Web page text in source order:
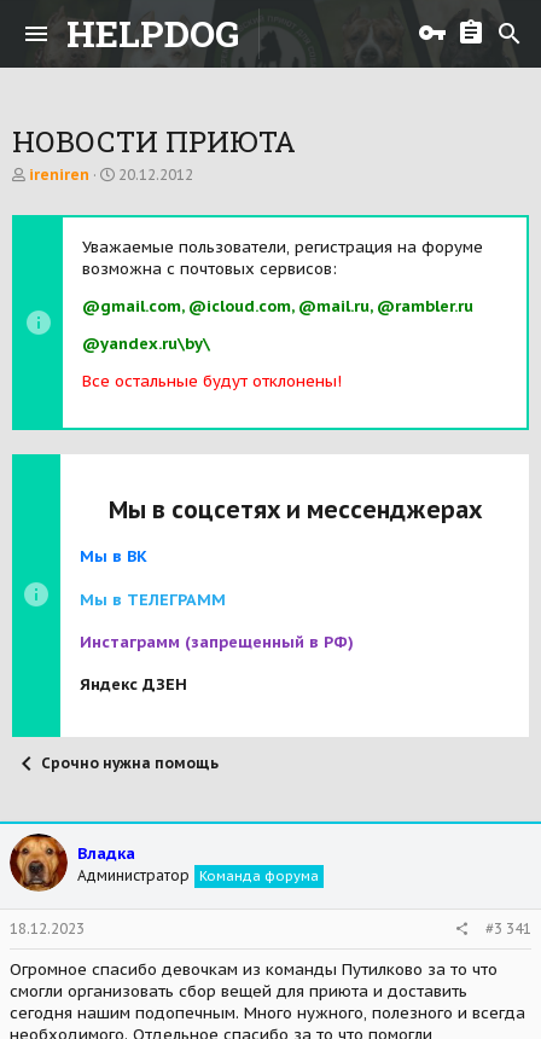
HELPDOG
НОВОСТИ ПРИЮТА
А
т
м
ы
ireniren
Д
т
н
а
а
а
20.12.2012
Уважаемые пользователи, регистрация на форуме
возможна с почтовых сервисов:
@gmail.com, @icloud.com, @mail.ru, @rambler.ru
@yandex.ru\by\
Все остальные будут отклонены!
Мы в соцсетях и мессенджерах
Мы в ВК
Мы в ТЕЛЕГРАММ
Инстаграмм (запрещенный в РФ)
Яндекс ДЗЕН
Срочно нужна помощь
Владка
Администратор Команда форума
18.12.2023 #3 341
Огромное спасибо девочкам из команды Путилково за то что
смогли организовать сбор вещей для приюта и доставить
сегодня нашим подопечным. Много нужного, полезного и всегда
необходимого. Отдельное спасибо за то что помогли